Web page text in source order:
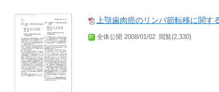
上顎歯肉癌のリンパ節転移に関す
全体公開 2008/01/02 閲覧(2,330)